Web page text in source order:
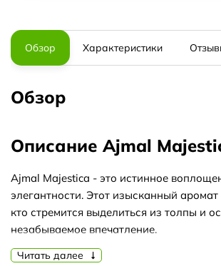
Обзор Характеристики
Обзор
Описание Ajmal
Ajmal Majestica - это истинное
элегантности. Этот изысканный аромат
кто стремится выделиться из толпы и
незабываемое впечатление.
Ajmal Majestica - это аромат, который
Читать далее